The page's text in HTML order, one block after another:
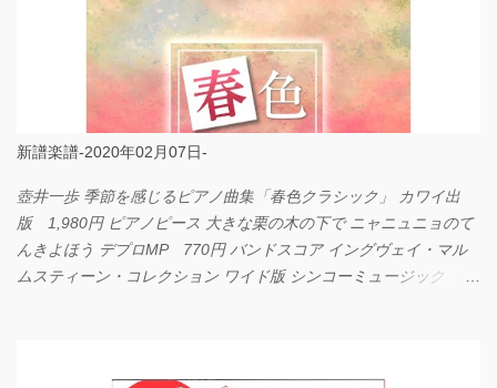
新譜楽譜-2020年02月07日-
壺井一歩 季節を感じるピアノ曲集「春色クラシック」 カワイ出
版 1,980円 ピアノピース 大きな栗の木の下で ニャニュニョのて
んきよほう デプロMP 770円 バンドスコア イングヴェイ・マル
ムスティーン・コレクション ワイド版 シンコーミュージック